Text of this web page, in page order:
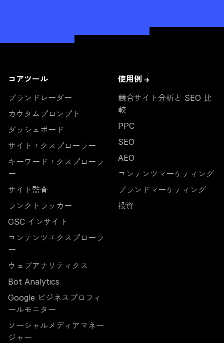
コアツール
ブランドレーダー
カウタムプロンプト
ダッシュボード
サイトエクスプローラー
キーワードエクスプローラ
ー
サイト監査
ランクトラッカー
GSC インサイト
コンテンツエクスプローラ
ー
ウェブアナリティクス
Bot Analytics
Google ビジネスプロフィ
ールモニター
ソーシャルメディアマネー
ジャー
使用例 →
競合サイト分析と SEO 比
較
PPC
SEO
AEO
コンテンツマーケティング
ブランドマーケティング
投資